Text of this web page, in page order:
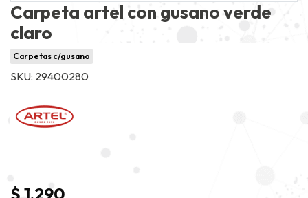
Carpeta artel con gusano verde
claro
Carpetas c/gusano
SKU: 29400280